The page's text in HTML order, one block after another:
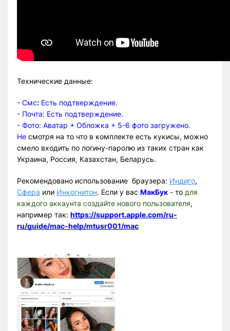
Технические данные:
- Смс: Есть подтверждение.
- Почта: Есть подтверждение.
- Фото: Аватар + Обложка + 5-6 фото загружено.
Не смотря на то что в комплекте есть кукисы, можно
смело входить по логину-паролю из таких стран как
Украина, Россия, Казахстан, Беларусь.
Рекомендовано использование браузера: Индиго,
Сфера или Инкогнитон. Если у вас МакБук - то для
каждого аккаунта создайте нового пользователя,
например так: https://support.apple.com/ru-
ru/guide/mac-help/mtusr001/mac
Всего позиций в корзине
Всего товара в корзине
(шт)
Сумма к оплате (без скидок)